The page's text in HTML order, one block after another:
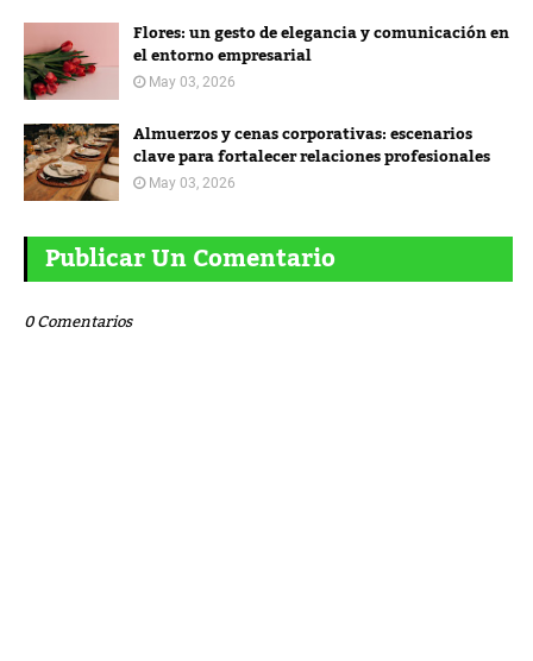
Flores: un gesto de elegancia y comunicación en
el entorno empresarial
May 03, 2026
Almuerzos y cenas corporativas: escenarios
clave para fortalecer relaciones profesionales
May 03, 2026
Publicar Un Comentario
0 Comentarios